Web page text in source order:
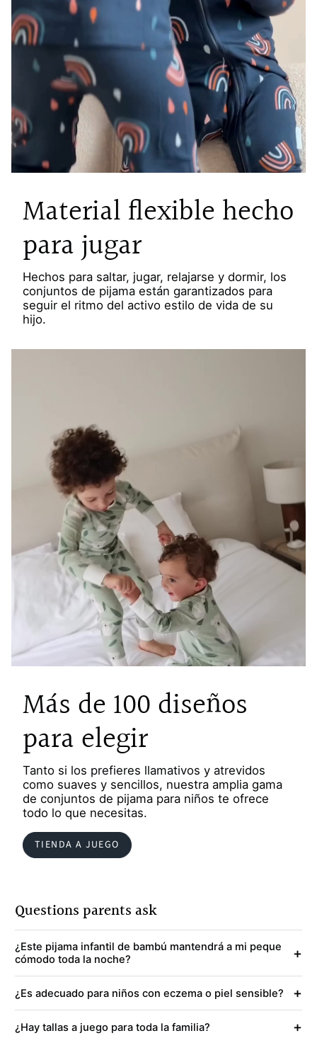
Material flexible hecho
para jugar
Hechos para saltar, jugar, relajarse y dormir, los
conjuntos de pijama están garantizados para
seguir el ritmo del activo estilo de vida de su
hijo.
Más de 100 diseños
para elegir
Tanto si los prefieres llamativos y atrevidos
como suaves y sencillos, nuestra amplia gama
de conjuntos de pijama para niños te ofrece
todo lo que necesitas.
TIENDA A JUEGO
Questions parents ask
¿Este pijama infantil de bambú mantendrá a mi peque
cómodo toda la noche?
+
¿Es adecuado para niños con eczema o piel sensible? +
¿Hay tallas a juego para toda la familia? +